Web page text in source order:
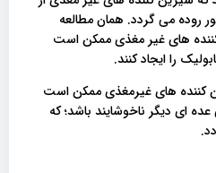
روده می گردد. همان مطالعه
های غیر مغذی ممکن است
را ایجاد کنند.
کننده های غیرمغذی ممکن است
ای دیگر ناخوشایند باشد؛ که